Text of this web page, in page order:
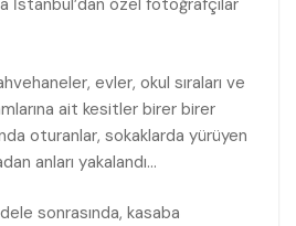
İstanbul’dan özel fotoğrafçılar
evler, okul sıraları ve
ait kesitler birer birer
oturanlar, sokaklarda yürüyen
anları yakalandı…
sonrasında, kasaba